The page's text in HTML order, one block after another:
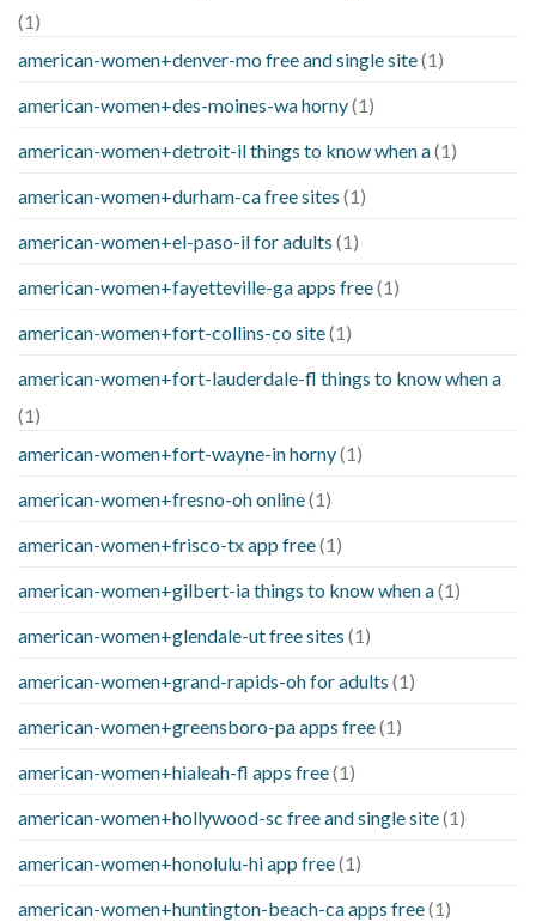
(1)
american-women+denver-mo free and single site(1)
american-women+des-moines-wa horny(1)
american-women+detroit-il things to know when a(1)
american-women+durham-ca free sites (1)
american-women+el-paso-il for adults (1)
american-women+fayetteville-ga apps free(1)
american-women+fort-collins-co site(1)
american-women+fort-lauderdale-fl things to know when a
(1)
american-women+fort-wayne-in horny(1)
american-women+fresno-oh online(1)
american-women+frisco-tx app free(1)
american-women+gilbert-ia things to know when a(1)
american-women+glendale-ut free sites (1)
american-women+grand-rapids-oh for adults (1)
american-women+greensboro-pa apps free(1)
american-women+hialeah-fl apps free(1)
american-women+hollywood-sc free and single site(1)
american-women+honolulu-hi app free(1)
american-women+huntington-beach-ca apps free(1)